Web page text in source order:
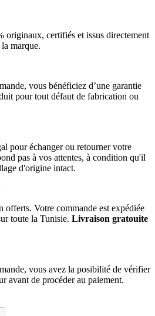
originaux, certifiés et issus directement
marque.
vous bénéficiez d’une garantie
pour tout défaut de fabrication ou
pour échanger ou retourner votre
pas à vos attentes, à condition qu'il
d'origine intact.
offerts. Votre commande est expédiée
toute la Tunisie. Livraison gratouite
vous avez la posibilité de vérifier
avant de procéder au paiement.